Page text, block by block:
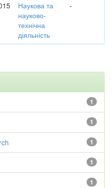
Наукова та
науково-
технічна
діяльність
-
1
1
1
1
1